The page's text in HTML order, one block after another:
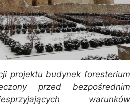
projektu budynek foresterium
przed bezpośrednim
warunków